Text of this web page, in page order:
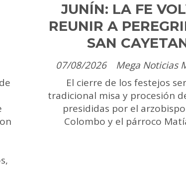
JUNÍN: LA FE
REUNIR A
SAN
Mega Noticias
07/08/2026
El cierre de los festejos
tradicional misa y procesión
presididas por el
Colombo y el párroco